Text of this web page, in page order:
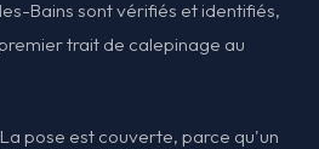
Bains sont vérifiés et identifiés,
trait de calepinage au
La pose est couverte, parce qu'un